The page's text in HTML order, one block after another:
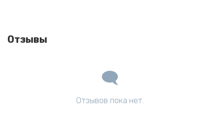
Отзывы
Отзывов пока нет.